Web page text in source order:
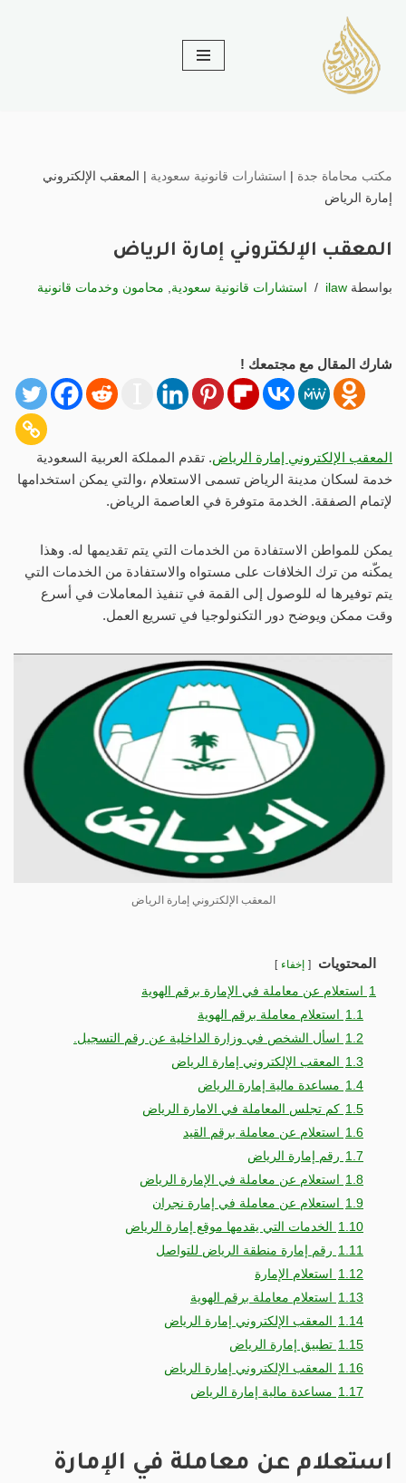
تخطى
إلى
المحتوى
مكتب محاماة جدة | استشارات قانونية سعودية | المعقب الإلكتروني
إمارة الرياض
المعقب الإلكتروني إمارة الرياض
بواسطة ilaw استشارات قانونية سعودية, محامون وخدمات قانونية
شارك المقال مع مجتمعك !
المعقب الإلكتروني إمارة الرياض. تقدم المملكة العربية السعودية
خدمة لسكان مدينة الرياض تسمى الاستعلام ،والتي يمكن استخدامها
لإتمام الصفقة. الخدمة متوفرة في العاصمة الرياض.
يمكن للمواطن الاستفادة من الخدمات التي يتم تقديمها له. وهذا
يمكّنه من ترك الخلافات على مستواه والاستفادة من الخدمات التي
يتم توفيرها له للوصول إلى القمة في تنفيذ المعاملات في أسرع
وقت ممكن ويوضح دور التكنولوجيا في تسريع العمل.
المعقب الإلكتروني إمارة الرياض
المحتويات إخفاء
1
استعلام عن معاملة في الإمارة برقم الهوية
1.1
استعلام معاملة برقم الهوية
1.2
اسأل الشخص في وزارة الداخلية عن رقم التسجيل.
1.3
المعقب الإلكتروني إمارة الرياض
1.4 مساعدة مالية إمارة الرياض
1.5 كم تجلس المعاملة في الامارة الرياض
1.6
استعلام عن معاملة برقم القيد
1.7 رقم إمارة الرياض
1.8
استعلام عن معاملة في الإمارة الرياض
1.9
استعلام عن معاملة في إمارة نجران
1.10
الخدمات التي يقدمها موقع إمارة الرياض
1.11 رقم إمارة منطقة الرياض للتواصل
1.12
استعلام الإمارة
1.13
استعلام معاملة برقم الهوية
1.14
المعقب الإلكتروني إمارة الرياض
1.15 تطبيق إمارة الرياض
1.16
المعقب الإلكتروني إمارة الرياض
1.17 مساعدة مالية إمارة الرياض
استعلام عن معاملة في الإمارة